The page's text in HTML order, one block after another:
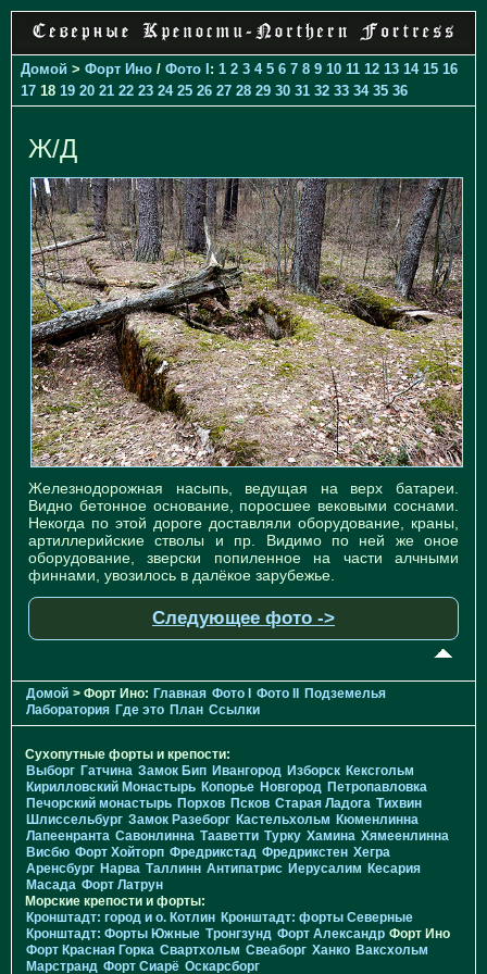
Домой > Форт Ино / Фото I: 1 2 3 4 5 6 7 8 9 10 11 12 13 14 15 16
17 18 19 20 21 22 23 24 25 26 27 28 29 30 31 32 33 34 35 36
Ж/Д
Железнодорожная насыпь, ведущая на верх батареи.
Видно бетонное основание, поросшее вековыми соснами.
Некогда по этой дороге доставляли оборудование, краны,
артиллерийские стволы и пр. Видимо по ней же оное
оборудование, зверски попиленное на части алчными
финнами, увозилось в далёкое зарубежье.
Следующее фото ->
Домой > Форт Ино: Главная Фото I Фото II
Подземелья
Лаборатория Где это План Ссылки
Сухопутные форты и крепости:
Выборг Гатчина Замок Бип Ивангород Изборск Кексгольм
Кирилловский Монастырь Копорье Новгород Петропавловка
Печорcкий монастырь Порхов Псков Старая Ладога Тихвин
Шлиссельбург Замок Разеборг Кастельхольм Кюменлинна
Лапеенранта Савонлинна Тааветти Турку Хамина Хямеенлинна
Висбю Форт Хойторп Фредрикстад Фредрикстен Хегра
Аренсбург Нарва Таллинн Антипатрис Иерусалим Кесария
Масада Форт Латрун
Морские крепости и форты:
Кронштадт: город и о. Котлин Кронштадт: форты Северные
Кронштадт: Форты Южные Тронгзунд Форт Александр Форт Ино
Форт Красная Горка Свартхольм Свеаборг Ханко Ваксхольм
Марстранд Форт Сиарё Оскарсборг